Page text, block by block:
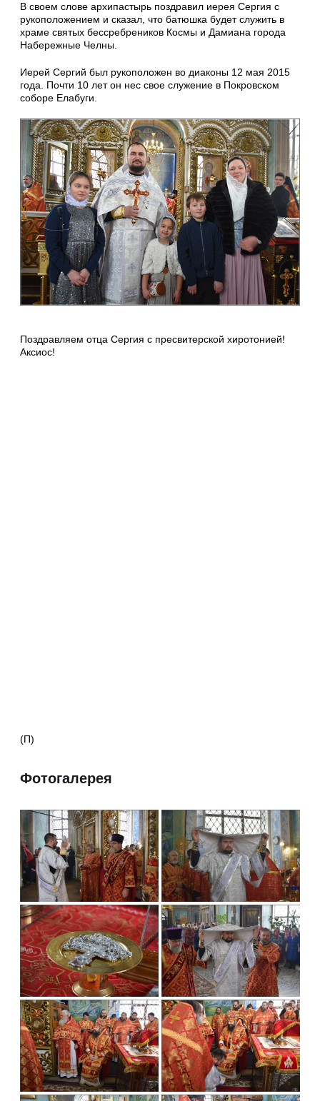
В своем слове архипастырь поздравил иерея Сергия с
рукоположением и сказал, что батюшка будет служить в
храме святых бессребреников Космы и Дамиана города
Набережные Челны.
Иерей Сергий был рукоположен во диаконы 12 мая 2015
года. Почти 10 лет он нес свое служение в Покровском
соборе Елабуги.
Поздравляем отца Сергия с пресвитерской хиротонией!
Аксиос!
(П)
Фотогалерея